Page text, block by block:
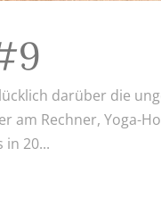
darüber die
am Rechner, Yoga-
in 20...